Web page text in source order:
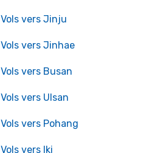
Vols vers Jinju
Vols vers Jinhae
Vols vers Busan
Vols vers Ulsan
Vols vers Pohang
Vols vers Iki